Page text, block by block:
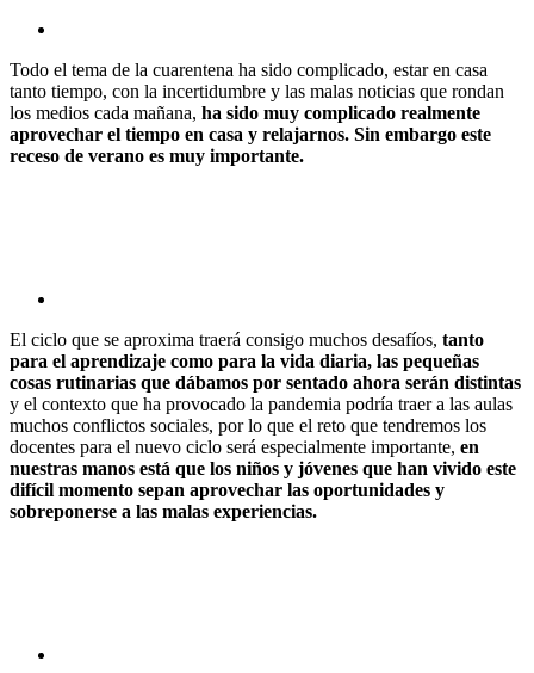
Todo el tema de la cuarentena ha sido complicado, estar en casa
tanto tiempo, con la incertidumbre y las malas noticias que rondan
los medios cada mañana, ha sido muy complicado realmente
aprovechar el tiempo en casa y relajarnos. Sin embargo este
receso de verano es muy importante.
El ciclo que se aproxima traerá consigo muchos desafíos, tanto
para el aprendizaje como para la vida diaria, las pequeñas
cosas rutinarias que dábamos por sentado ahora serán distintas
y el contexto que ha provocado la pandemia podría traer a las aulas
muchos conflictos sociales, por lo que el reto que tendremos los
docentes para el nuevo ciclo será especialmente importante, en
nuestras manos está que los niños y jóvenes que han vivido este
difícil momento sepan aprovechar las oportunidades y
sobreponerse a las malas experiencias.